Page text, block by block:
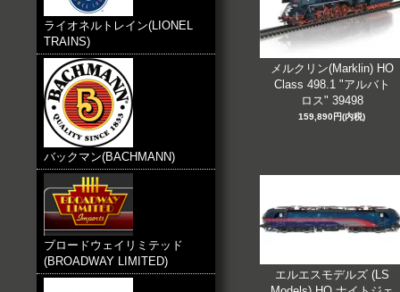
ライオネルトレイン(LIONEL
TRAINS)
バックマン(BACHMANN)
ブロードウェイリミテッド
(BROADWAY LIMITED)
メルクリン(Marklin) HO
Class 498.1 "アルバト
ロス" 39498
159,890円(内税)
エルエスモデルズ (LS